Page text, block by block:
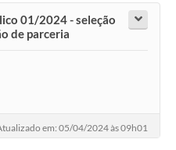
01/2024 - seleção
de parceria
em: 05/04/2024 às 09h01